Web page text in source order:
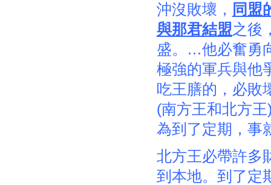
沖沒敗壞， 同盟
與那君結盟之後
盛。…他必奮勇
極強的軍兵與他
吃王膳的，必敗
(南方王和北方
為到了定期，事
北方王必帶許多
到本地。到了定